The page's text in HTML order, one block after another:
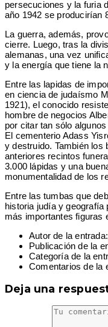
persecuciones y la furia
año 1942 se producirían
La guerra, además,
cierre. Luego, tras la
alemanas, una vez
y la energía que tiene la
Entre las lapidas de
en ciencia de judaísmo
1921), el conocido
hombre de negocios
por citar tan sólo
El cementerio Adass
y destruido. También los
anteriores recintos
3.000 lápidas y una
monumentalidad de los
Entre las tumbas que
historia judía y
más importantes figuras
Autor de la entrada:
Publicación de la
Categoría de la
Comentarios de la
Deja una